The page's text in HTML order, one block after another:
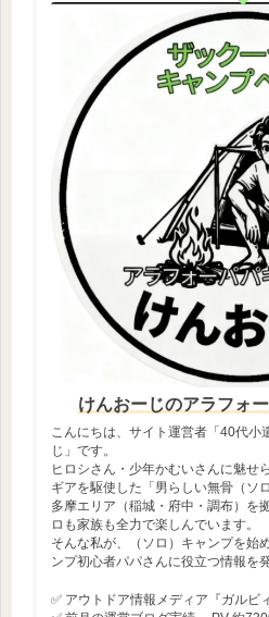
けんおーじのアラフォ
こんにちは、サイト運営者「40代小
じ」です。
ヒロシさん・少年かむいさんに魅せ
ギアを駆使した「男らしい無骨（ソ
多摩エリア（稲城・府中・調布）を
ロも家族も全力で楽しんでいます。
そんな私が、（ソロ）キャンプを始
ンプ初心者パパさんに役立つ情報を
✅ アウトドア情報メディア『ガルビ